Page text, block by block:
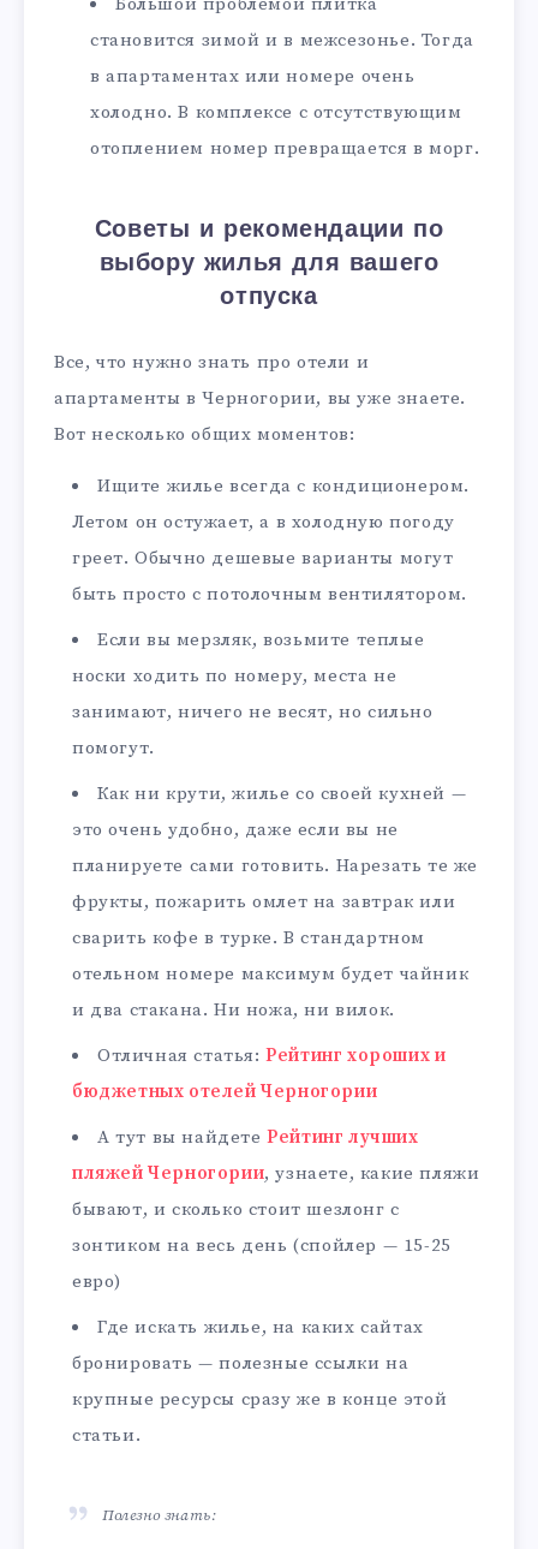
становится зимой и в межсезонье. Тогда
в апартаментах или номере очень
холодно. В комплексе с отсутствующим
отоплением номер превращается в морг.
Советы и рекомендации по
выбору жилья для вашего
отпуска
Все, что нужно знать про отели и
апартаменты в Черногории, вы уже знаете.
Вот несколько общих моментов:
Ищите жилье всегда с кондиционером.
Летом он остужает, а в холодную погоду
греет. Обычно дешевые варианты могут
быть просто с потолочным вентилятором.
Если вы мерзляк, возьмите теплые
носки ходить по номеру, места не
занимают, ничего не весят, но сильно
помогут.
Как ни крути, жилье со своей кухней —
это очень удобно, даже если вы не
планируете сами готовить. Нарезать те же
фрукты, пожарить омлет на завтрак или
сварить кофе в турке. В стандартном
отельном номере максимум будет чайник
и два стакана. Ни ножа, ни вилок.
Отличная статья:Рейтинг хороших и
бюджетных отелей Черногории
А тут вы найдетеРейтинг лучших
пляжей Черногории, узнаете, какие пляжи
бывают, и сколько стоит шезлонг с
зонтиком на весь день (спойлер — 15-25
евро)
Где искать жилье, на каких сайтах
бронировать — полезные ссылки на
крупные ресурсы сразу же в конце этой
статьи.
Полезно знать: